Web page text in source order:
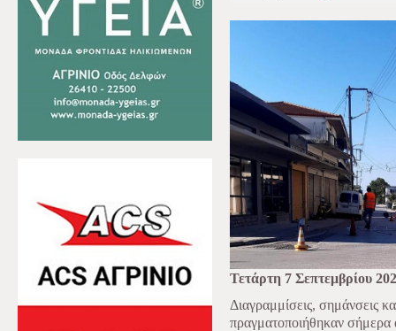
Τετάρτη 7 Σεπτεμβρίου
Διαγραμμίσεις, σημάνσεις
πραγματοποιήθηκαν σήμερα